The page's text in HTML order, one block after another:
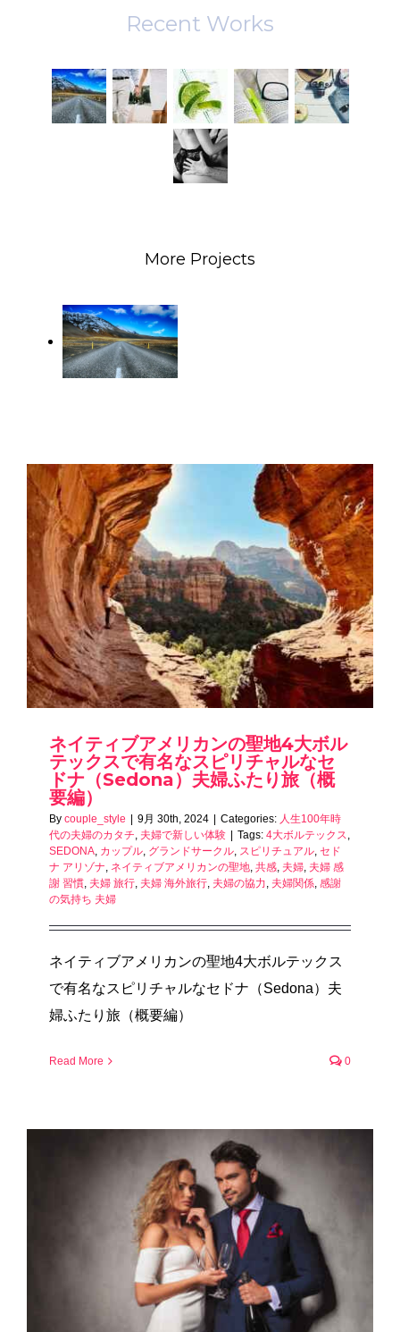
Recent Works
More Projects
Self
enlightenment
Charging
time
Write a
book
ネイティブアメリカンの聖地4大ボル
テックスで有名なスピリチャルなセ
ドナ（Sedona）夫婦ふたり旅（概
要編）
By couple_style 9月 30th, 2024 Categories: 人生100年時
代の夫婦のカタチ, 夫婦で新しい体験 Tags: 4大ボルテックス,
SEDONA, カップル, グランドサークル, スピリチュアル, セド
ナ アリゾナ, ネイティブアメリカンの聖地, 共感, 夫婦, 夫婦 感
謝 習慣, 夫婦 旅行, 夫婦 海外旅行, 夫婦の協力, 夫婦関係, 感謝
の気持ち 夫婦
ネイティブアメリカンの聖地4大ボルテックス
で有名なスピリチャルなセドナ（Sedona）夫
婦ふたり旅（概要編）
Read More 0